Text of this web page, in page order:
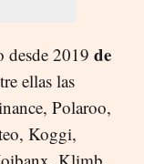
desde 2019 de
ellas las
Polaroo,
Koggi,